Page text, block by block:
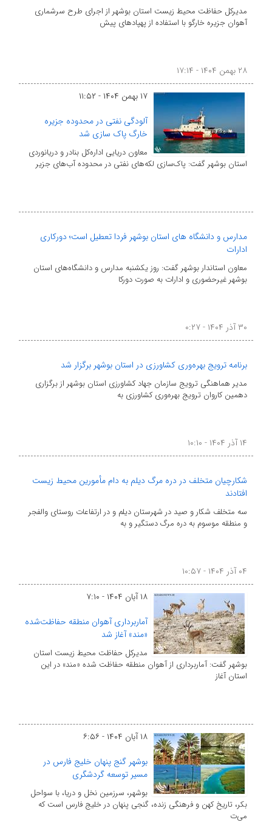
مدیرکل حفاظت محیط زیست استان بوشهر از اجرای طرح سرشماری
آهوان جزیره خارگو با استفاده از پهپادهای پیش
۲۸ بهمن ۱۴۰۴ - ۱۷:۱۴
۱۷ بهمن ۱۴۰۴ - ۱۱:۵۲
آلودگی نفتی در محدوده جزیره
خارگ پاک سازی شد
معاون دریایی اداره‌کل بنادر و دریانوردی
استان بوشهر گفت: پاک‌سازی لکه‌های نفتی در محدوده آب‌های جزیر
مدارس و دانشگاه های استان بوشهر فردا تعطیل است؛ دورکاری
ادارات
معاون استاندار بوشهر گفت: روز یکشنبه مدارس و دانشگاه‌های استان
بوشهر غیرحضوری و ادارات به صورت دورکا
۳۰ آذر ۱۴۰۴ - ۰:۲۷
برنامه ترویج بهره‌وری کشاورزی در استان بوشهر برگزار شد
مدیر هماهنگی ترویج سازمان جهاد کشاورزی استان بوشهر از برگزاری
دهمین کاروان ترویج بهره‌وری کشاورزی به
۱۴ آذر ۱۴۰۴ - ۱۰:۱۰
شکارچیان متخلف در دره مرگ دیلم به دام مأمورین محیط زیست
افتادند
سه متخلف شکار و صید در شهرستان دیلم و در ارتفاعات روستای والفجر
و منطقه موسوم به دره مرگ دستگیر و به
۰۴ آذر ۱۴۰۴ - ۱۰:۵۷
۱۸ آبان ۱۴۰۴ - ۷:۱۰
آماربرداری آهوان منطقه حفاظت‌شده
«مند» آغاز شد
مدیرکل حفاظت محیط زیست استان
بوشهر گفت: آماربرداری از آهوان منطقه حفاظت شده «مند» در این
استان آغاز
۱۸ آبان ۱۴۰۴ - ۶:۵۶
بوشهر گنج پنهان خلیج فارس در
مسیر توسعه گردشگری
بوشهر، سرزمین نخل و دریا، با سواحل
بکر، تاریخ کهن و فرهنگی زنده، گنجی پنهان در خلیج فارس است که
می‌ت